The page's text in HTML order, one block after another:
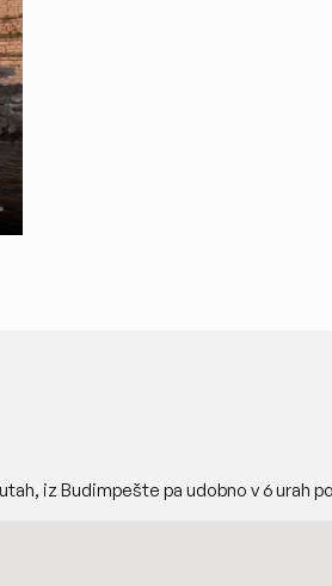
iz Budimpešte pa udobno v 6 urah